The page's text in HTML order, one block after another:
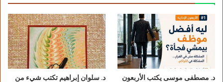
د. مصطفى موسى يكتب الأربعون
د. سلوان إبراهيم تكتب شيء من